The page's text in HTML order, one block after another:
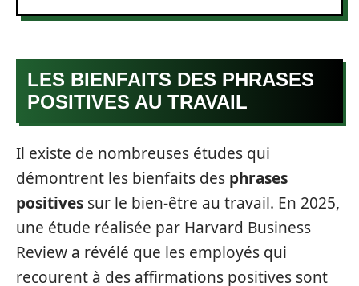
LES BIENFAITS DES PHRASES
POSITIVES AU TRAVAIL
Il existe de nombreuses études qui
démontrent les bienfaits des phrases
positives sur le bien-être au travail. En 2025,
une étude réalisée par Harvard Business
Review a révélé que les employés qui
recourent à des affirmations positives sont